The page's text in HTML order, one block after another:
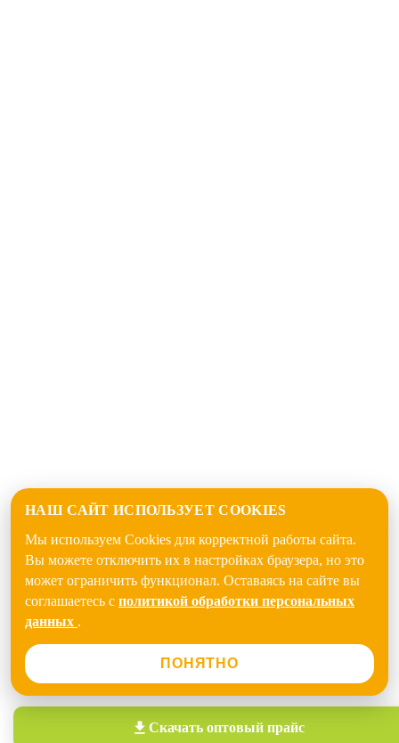
НАШ САЙТ ИСПОЛЬЗУЕТ COOKIES
Мы используем Cookies для корректной работы сайта.
Вы можете отключить их в настройках браузера, но это
может ограничить функционал. Оставаясь на сайте вы
соглашаетесь с политикой обработки персональных
данных .
ПОНЯТНО
Скачать оптовый прайс